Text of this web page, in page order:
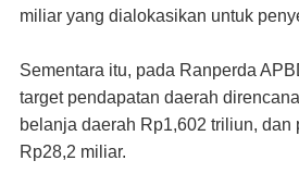
miliar yang dialokasikan untuk
Sementara itu, pada Ranperda
target pendapatan daerah
belanja daerah Rp1,602 triliun, dan
Rp28,2 miliar.